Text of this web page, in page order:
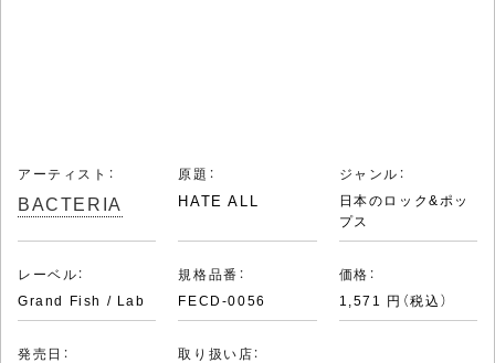
アーティスト：
BACTERIA
原題：
HATE ALL
ジャンル：
日本のロック&ポッ
プス
レーベル：
Grand Fish / Lab
規格品番：
FECD-0056
価格：
1,571 円（税込）
発売日：
取り扱い店：